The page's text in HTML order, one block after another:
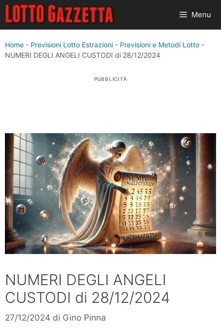
Vai
contenuto
Menu
Home - Previsioni Lotto Estrazioni - Previsioni e Metodi Lotto -
NUMERI DEGLI ANGELI CUSTODI di 28/12/2024
PUBBLICITÀ
NUMERI DEGLI ANGELI
CUSTODI di 28/12/2024
27/12/2024 di Gino Pinna